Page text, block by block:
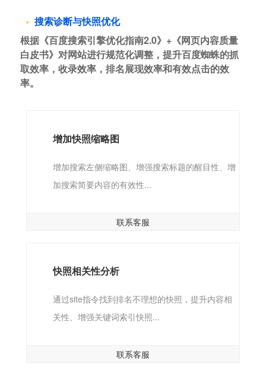
搜索诊断与快照优化
根据《百度搜索引擎优化指南2.0》+《网页内容质量
白皮书》对网站进行规范化调整，提升百度蜘蛛的抓
取效率，收录效率，排名展现效率和有效点击的效
率。
增加快照缩略图
增加搜索左侧缩略图、增强搜索标题的醒目性、增
加搜索简要内容的有效性...
联系客服
快照相关性分析
通过site指令找到排名不理想的快照，提升内容相
关性、增强关键词索引快照...
联系客服